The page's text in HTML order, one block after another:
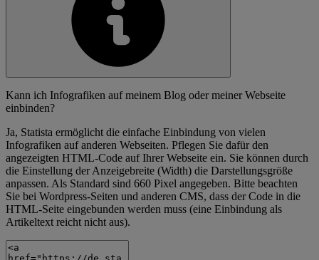
Kann ich Infografiken auf meinem Blog oder meiner Webseite
einbinden?
Ja, Statista ermöglicht die einfache Einbindung von vielen
Infografiken auf anderen Webseiten. Pflegen Sie dafür den
angezeigten HTML-Code auf Ihrer Webseite ein. Sie können durch
die Einstellung der Anzeigebreite (Width) die Darstellungsgröße
anpassen. Als Standard sind 660 Pixel angegeben. Bitte beachten
Sie bei Wordpress-Seiten und anderen CMS, dass der Code in die
HTML-Seite eingebunden werden muss (eine Einbindung als
Artikeltext reicht nicht aus).